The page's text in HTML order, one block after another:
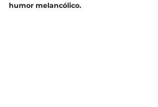
humor melancólico.